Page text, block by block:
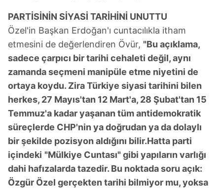
PARTİSİNİN SİYASİ TARİHİNİ UNUTTU
Özel'in Başkan Erdoğan'ı cuntacılıkla itham
etmesini de değerlendiren Övür, "Bu açıklama,
sadece çarpıcı bir tarihi cehaleti değil, aynı
zamanda seçmeni manipüle etme niyetini de
ortaya koydu. Zira Türkiye siyasi tarihini bilen
herkes, 27 Mayıs'tan 12 Mart'a, 28 Şubat'tan 15
Temmuz'a kadar yaşanan tüm antidemokratik
süreçlerde CHP'nin ya doğrudan ya da dolaylı
bir şekilde pozisyon aldığını bilir.Hatta parti
içindeki "Mülkiye Cuntası" gibi yapıların varlığı
dahi hafızalarda tazedir. Bu noktada soru açık:
Özgür Özel gerçekten tarihi bilmiyor mu, yoksa